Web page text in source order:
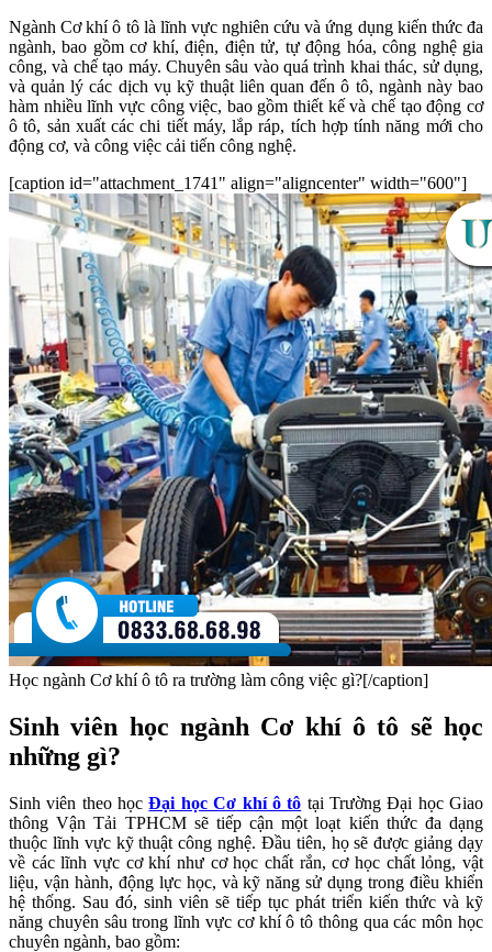
Ngành Cơ khí ô tô là lĩnh vực nghiên cứu và ứng dụng kiến thức đa
ngành, bao gồm cơ khí, điện, điện tử, tự động hóa, công nghệ gia
công, và chế tạo máy. Chuyên sâu vào quá trình khai thác, sử dụng,
và quản lý các dịch vụ kỹ thuật liên quan đến ô tô, ngành này bao
hàm nhiều lĩnh vực công việc, bao gồm thiết kế và chế tạo động cơ
ô tô, sản xuất các chi tiết máy, lắp ráp, tích hợp tính năng mới cho
động cơ, và công việc cải tiến công nghệ.
[caption id="attachment_1741" align="aligncenter" width="600"]
Học ngành Cơ khí ô tô ra trường làm công việc gì?[/caption]
Sinh viên học ngành Cơ khí ô tô sẽ học
những gì?
Sinh viên theo họcĐại học Cơ khí ô tô tại Trường Đại học Giao
thông Vận Tải TPHCM sẽ tiếp cận một loạt kiến thức đa dạng
thuộc lĩnh vực kỹ thuật công nghệ. Đầu tiên, họ sẽ được giảng dạy
về các lĩnh vực cơ khí như cơ học chất rắn, cơ học chất lỏng, vật
liệu, vận hành, động lực học, và kỹ năng sử dụng trong điều khiển
hệ thống. Sau đó, sinh viên sẽ tiếp tục phát triển kiến thức và kỹ
năng chuyên sâu trong lĩnh vực cơ khí ô tô thông qua các môn học
chuyên ngành, bao gồm: